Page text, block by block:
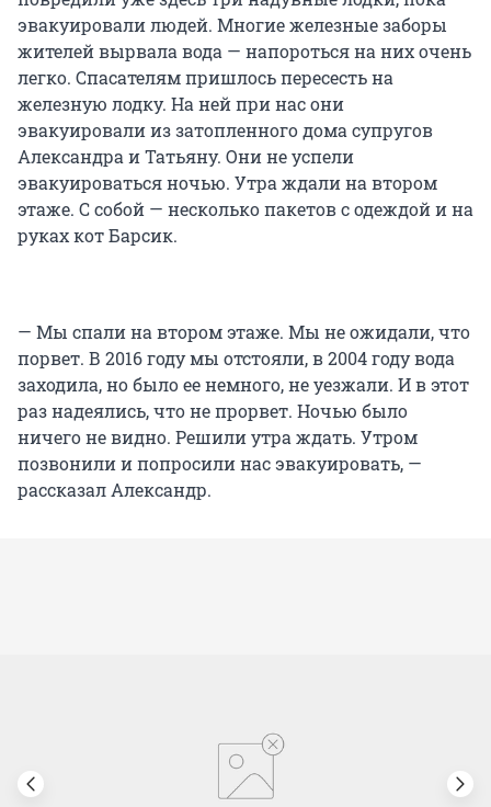
эвакуировали людей. Многие железные заборы
жителей вырвала вода — напороться на них очень
легко. Спасателям пришлось пересесть на
железную лодку. На ней при нас они
эвакуировали из затопленного дома супругов
Александра и Татьяну. Они не успели
эвакуироваться ночью. Утра ждали на втором
этаже. С собой — несколько пакетов с одеждой и на
руках кот Барсик.
— Мы спали на втором этаже. Мы не ожидали, что
порвет. В 2016 году мы отстояли, в 2004 году вода
заходила, но было ее немного, не уезжали. И в этот
раз надеялись, что не прорвет. Ночью было
ничего не видно. Решили утра ждать. Утром
позвонили и попросили нас эвакуировать, —
рассказал Александр.